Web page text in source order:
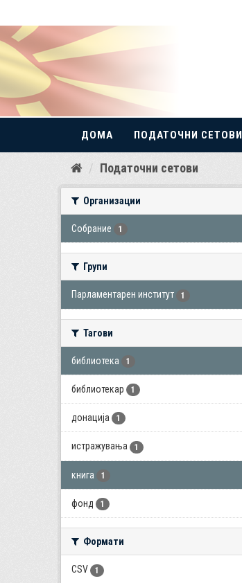
Прескокнете
ДОМА ПОДАТОЧНИ СЕТОВИ
Податочни сетови
Организации
Собрание 1
Групи
Парламентарен институт 1
Тагови
библиотека 1
библиотекар 1
донација 1
истражувања 1
книга 1
фонд 1
Формати
CSV 1